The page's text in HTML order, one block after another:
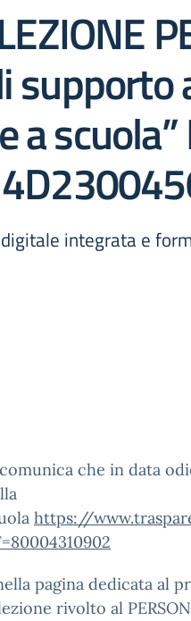
a
integrata e
che in data
https://
pagina dedicata al
rivolto al